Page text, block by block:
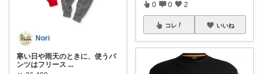
Nori
寒い日や雨天のときに、使うパ
ンツはフリース ...
0 0 2
コレ いいね